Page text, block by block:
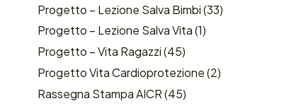
Progetto – Lezione Salva Bimbi(33)
Progetto – Lezione Salva Vita(1)
Progetto – Vita Ragazzi(45)
Progetto Vita Cardioprotezione(2)
Rassegna Stampa AICR(45)